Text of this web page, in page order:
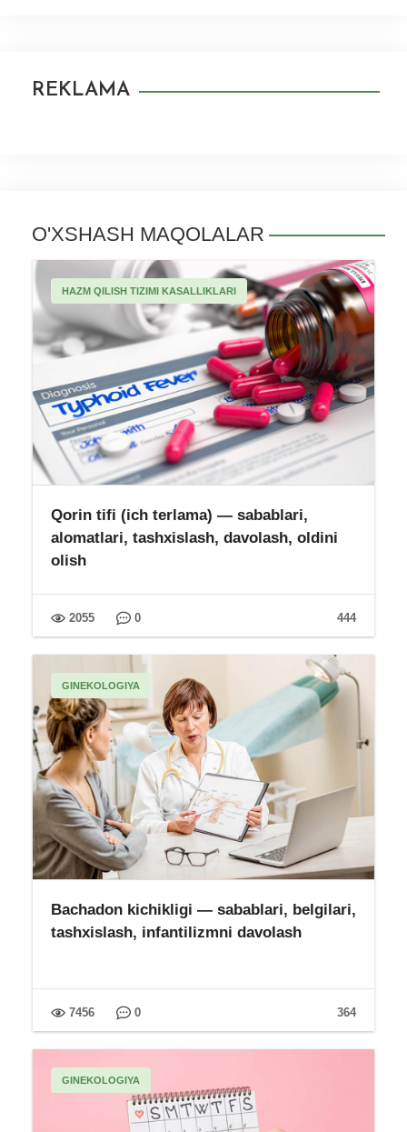
REKLAMA
O'XSHASH MAQOLALAR
HAZM QILISH TIZIMI KASALLIKLARI
Qorin tifi (ich terlama) — sabablari,
alomatlari, tashxislash, davolash, oldini
olish
444
2055 0
GINEKOLOGIYA
Bachadon kichikligi — sabablari, belgilari,
tashxislash, infantilizmni davolash
364
7456 0
GINEKOLOGIYA